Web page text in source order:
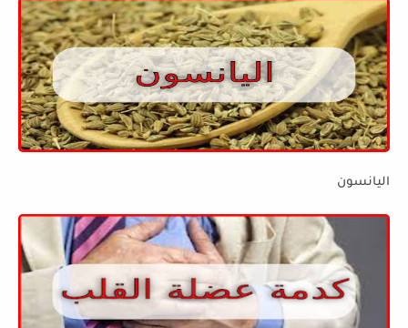
اليانسون